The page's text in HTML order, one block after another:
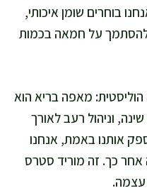
בוחרים שומן איכותי,
על חמאה בכמות
מאפה בריא הוא
וניהול רעב לאורך
אותנו באמת, אנחנו
כך. זה מוריד סטרס
עצמה.